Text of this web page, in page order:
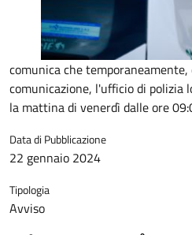
comunica che
comunicazione, l'ufficio di polizia
la mattina di venerdì dalle ore
Data di Pubblicazione
22 gennaio 2024
Tipologia
Avviso